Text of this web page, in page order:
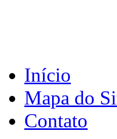
Início
Mapa do
Contato